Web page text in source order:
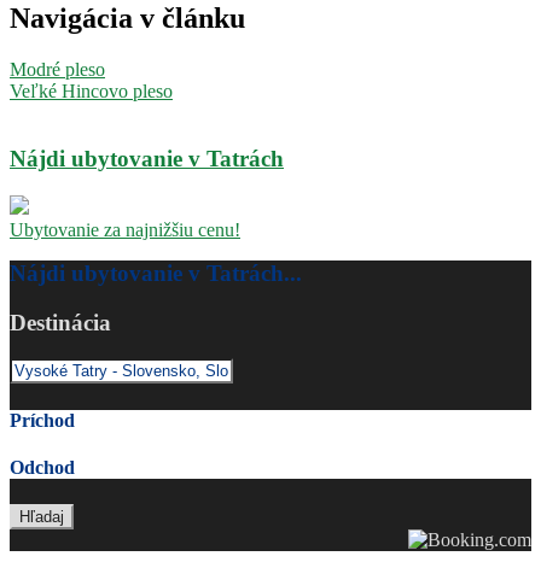
Navigácia v článku
Modré pleso
Veľké Hincovo pleso
Nájdi ubytovanie v Tatrách
Ubytovanie za najnižšiu cenu!
Nájdi ubytovanie v Tatrách...
Destinácia
Príchod
Odchod